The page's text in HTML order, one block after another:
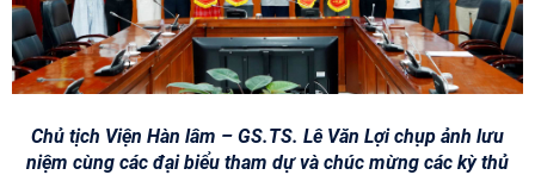
Chủ tịch Viện Hàn lâm – GS.TS. Lê Văn Lợi chụp ảnh lưu
niệm cùng các đại biểu tham dự và chúc mừng các kỳ thủ